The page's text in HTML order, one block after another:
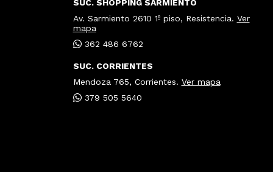
SUC. SHOPPING SARMIENTO
Av. Sarmiento 2610 1º piso, Resistencia. Ver
mapa
362 486 6762
SUC. CORRIENTES
Mendoza 765, Corrientes. Ver mapa
379 505 5640